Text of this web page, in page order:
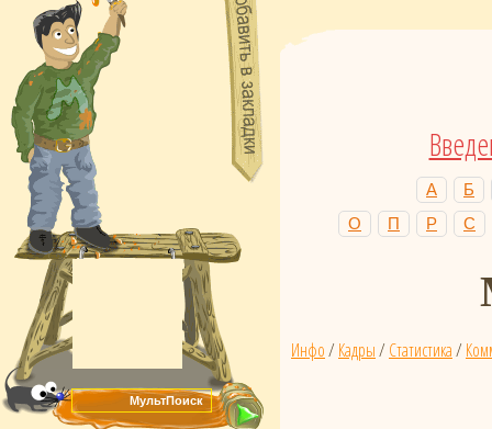
А
Б
О
П Р С
Инфо/ Кадры/ Статистика/